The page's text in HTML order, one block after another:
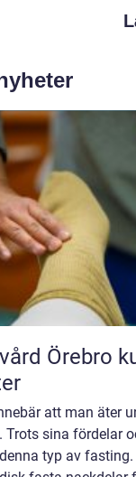
kunskap, omtanke och hållbara
att man äter
Trots sina fördelar
typ av